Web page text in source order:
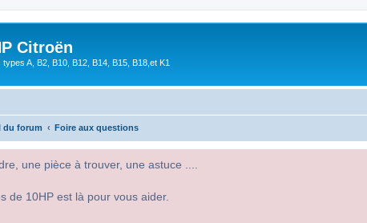
Citroën
A, B2, B10, B12, B14, B15, B18,et K1
du forum Foire aux questions
une pièce à trouver, une astuce ....
de 10HP est là pour vous aider.